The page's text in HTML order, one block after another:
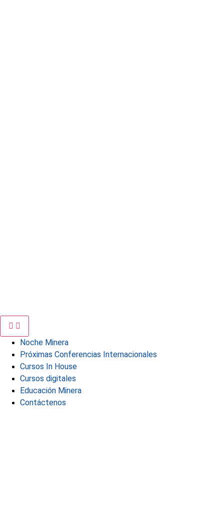
Noche Minera
Próximas Conferencias Internacionales
Cursos In House
Cursos digitales
Educación Minera
Contáctenos